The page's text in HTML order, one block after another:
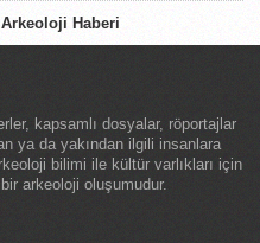
Arkeoloji Haberi
kapsamlı dosyalar, röportajlar
ya da yakından ilgili insanlara
bilimi ile kültür varlıkları için
arkeoloji oluşumudur.